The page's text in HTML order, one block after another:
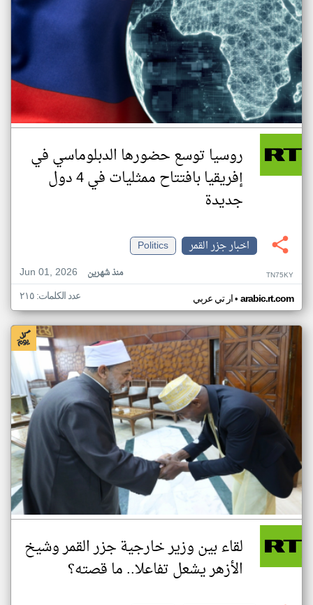
روسيا توسع حضورها الدبلوماسي في
إفريقيا بافتتاح ممثليات في 4 دول
جديدة
اخبار جزر القمر
Politics
Jun 01, 2026
منذ شهرين TN75KY
ار تي عربي• arabic.rt.com عدد الكلمات: ٢١٥
لقاء بين وزير خارجية جزر القمر وشيخ
الأزهر يشعل تفاعلا.. ما قصته؟